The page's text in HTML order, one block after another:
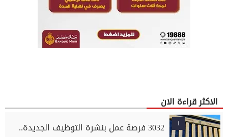
الاكثر قراءة الان
1
3032 فرصة عمل بنشرة التوظيف الجديدة..